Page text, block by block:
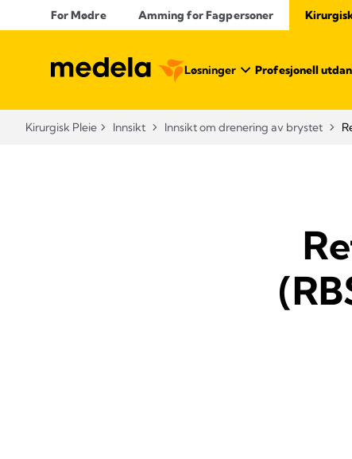
For Mødre Amming for Fagpersoner
Løsninger Profesjonell
Kirurgisk Pleie Innsikt Innsikt om drenering av brystet